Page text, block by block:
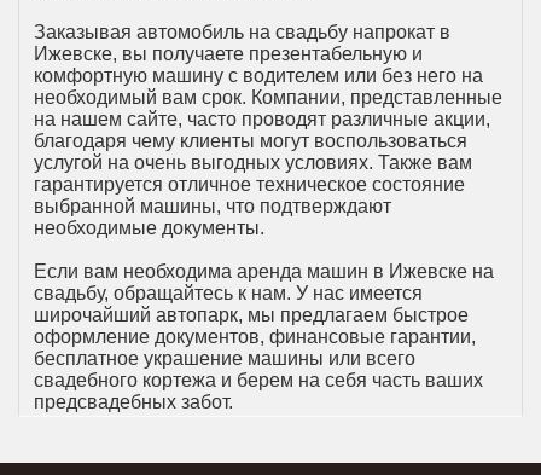
Заказывая автомобиль на свадьбу напрокат в
Ижевске, вы получаете презентабельную и
комфортную машину с водителем или без него на
необходимый вам срок. Компании, представленные
на нашем сайте, часто проводят различные акции,
благодаря чему клиенты могут воспользоваться
услугой на очень выгодных условиях. Также вам
гарантируется отличное техническое состояние
выбранной машины, что подтверждают
необходимые документы.
Если вам необходима аренда машин в Ижевске на
свадьбу, обращайтесь к нам. У нас имеется
широчайший автопарк, мы предлагаем быстрое
оформление документов, финансовые гарантии,
бесплатное украшение машины или всего
свадебного кортежа и берем на себя часть ваших
предсвадебных забот.